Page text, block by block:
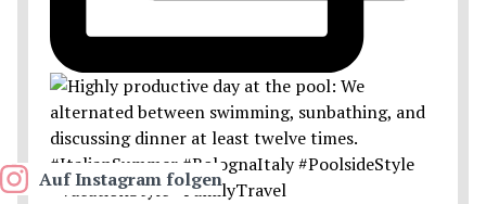
Auf Instagram folgen